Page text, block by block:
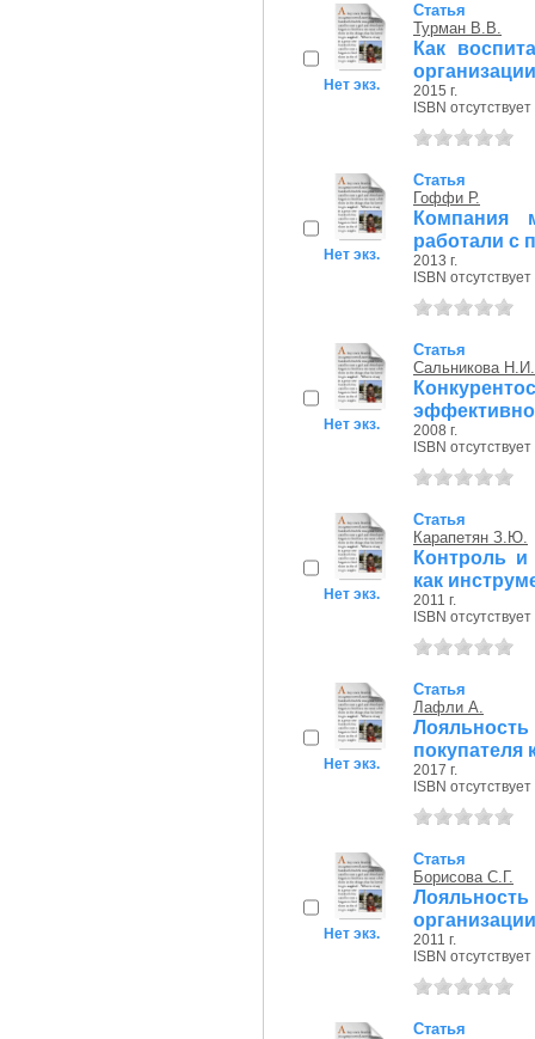
Нет экз.
Статья
Турман В.В.
Как
2015 г.
ISBN отсутствует
Нет экз.
Статья
Гоффи Р.
Компания
работали с
2013 г.
ISBN отсутствует
Нет экз.
Статья
Сальникова Н.И.
2008 г.
ISBN отсутствует
Нет экз.
Статья
Карапетян З.Ю.
Контроль и
как
2011 г.
ISBN отсутствует
Нет экз.
Статья
Лафли А.
покупателя
2017 г.
ISBN отсутствует
Нет экз.
Статья
Борисова С.Г.
организации
2011 г.
ISBN отсутствует
Статья